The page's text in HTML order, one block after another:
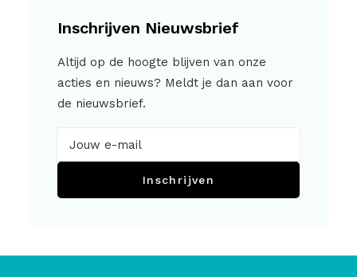
Inschrijven Nieuwsbrief
Altijd op de hoogte blijven van onze
acties en nieuws? Meldt je dan aan voor
de nieuwsbrief.
Inschrijven